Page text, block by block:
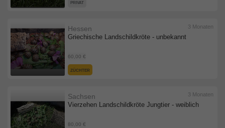
PRIVAT
Griechische Landschildkröte - unbekannt
Hessen
60,00 €
3 Monaten
ZÜCHTER
Vierzehen Landschildkröte Jungtier - weiblich
Sachsen
80,00 €
3 Monaten